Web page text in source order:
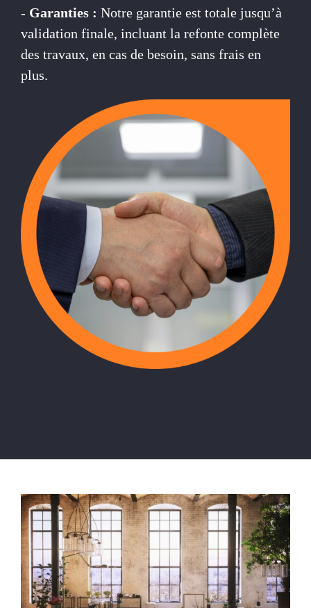
- Garanties : Notre garantie est totale jusqu’à
validation finale, incluant la refonte complète
des travaux, en cas de besoin, sans frais en
plus.